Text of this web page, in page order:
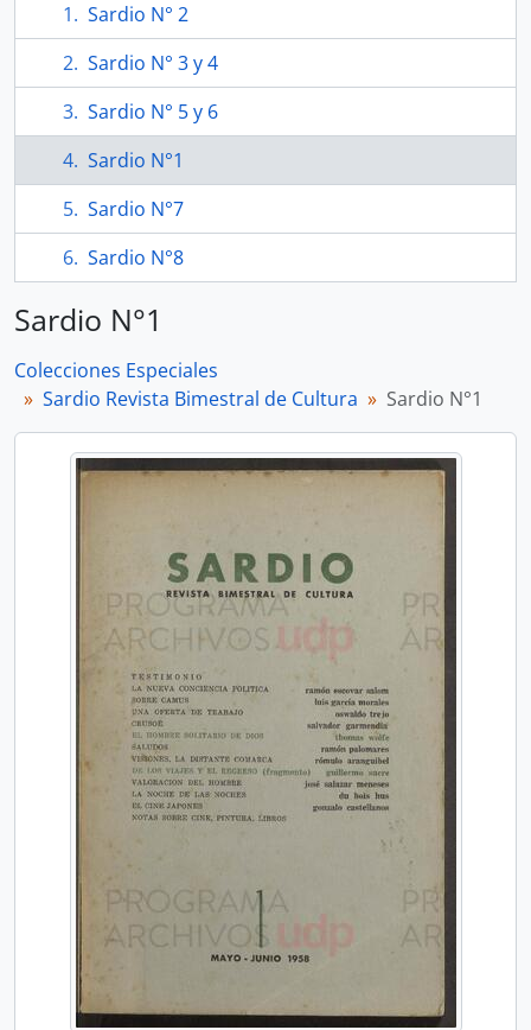
Sardio N° 2
Sardio N° 3 y 4
Sardio N° 5 y 6
Sardio N°1
Sardio N°7
Sardio N°8
Sardio N°1
Colecciones Especiales
Sardio Revista Bimestral de Cultura
Sardio N°1